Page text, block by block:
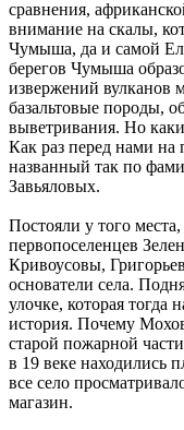
сравнения,
внимание на скалы,
Чумыша, да и самой
берегов Чумыша
извержений вулканов
базальтовые породы,
выветривания. Но
Как раз перед нами на
названный так по
Завьяловых.
Постояли у того
первопоселенцев
Кривоусовы,
основатели села.
улочке, которая тогда
история. Почему
старой пожарной
в 19 веке находились
все село
магазин.